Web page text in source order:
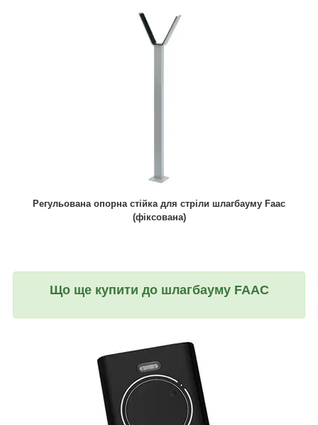
Регульована опорна стійка для стріли шлагбауму Faac
(фіксована)
Що ще купити до шлагбауму FAAC